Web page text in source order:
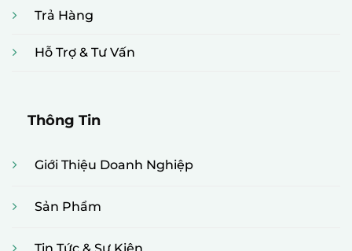
Trả Hàng
Hỗ Trợ & Tư Vấn
Thông Tin
Giới Thiệu Doanh Nghiệp
Sản Phẩm